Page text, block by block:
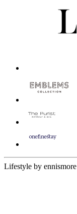
Lifestyle by ennismore